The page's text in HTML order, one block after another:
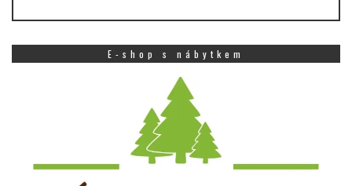
E-shop s nábytkem